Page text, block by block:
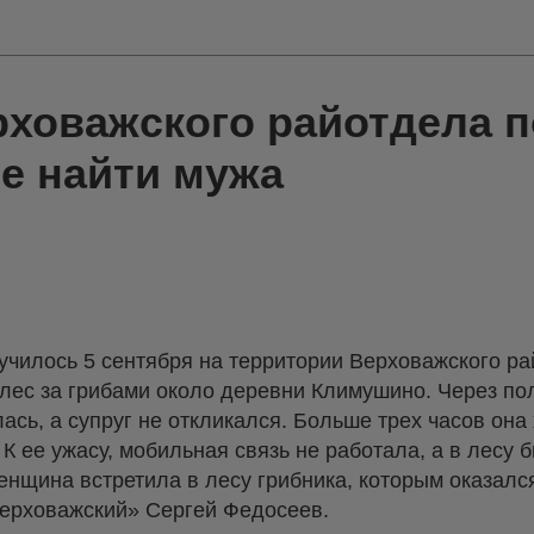
райотдела
найти мужа
5 сентября на территории Верховажского
за грибами около деревни Климушино. Через
а супруг не откликался. Больше трех часов
ее ужасу, мобильная связь не работала, а в лесу
встретила в лесу грибника, которым
Сергей Федосеев.